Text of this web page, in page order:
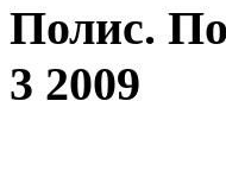
Полис.
3 2009